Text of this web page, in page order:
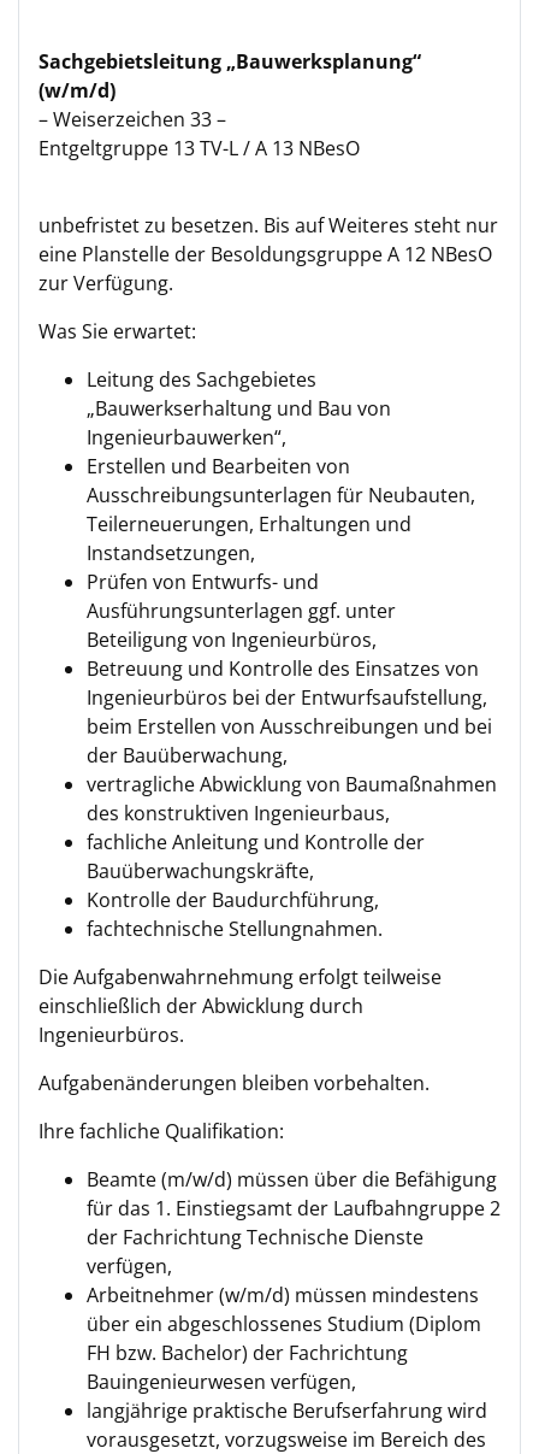
Sachgebietsleitung „Bauwerksplanung“
(w/m/d)
– Weiserzeichen 33 –
Entgeltgruppe 13 TV-L / A 13 NBesO
unbefristet zu besetzen. Bis auf Weiteres steht nur
eine Planstelle der Besoldungsgruppe A 12 NBesO
zur Verfügung.
Was Sie erwartet:
Leitung des Sachgebietes
„Bauwerkserhaltung und Bau von
Ingenieurbauwerken“,
Erstellen und Bearbeiten von
Ausschreibungsunterlagen für Neubauten,
Teilerneuerungen, Erhaltungen und
Instandsetzungen,
Prüfen von Entwurfs- und
Ausführungsunterlagen ggf. unter
Beteiligung von Ingenieurbüros,
Betreuung und Kontrolle des Einsatzes von
Ingenieurbüros bei der Entwurfsaufstellung,
beim Erstellen von Ausschreibungen und bei
der Bauüberwachung,
vertragliche Abwicklung von Baumaßnahmen
des konstruktiven Ingenieurbaus,
fachliche Anleitung und Kontrolle der
Bauüberwachungskräfte,
Kontrolle der Baudurchführung,
fachtechnische Stellungnahmen.
Die Aufgabenwahrnehmung erfolgt teilweise
einschließlich der Abwicklung durch
Ingenieurbüros.
Aufgabenänderungen bleiben vorbehalten.
Ihre fachliche Qualifikation:
Beamte (m/w/d) müssen über die Befähigung
für das 1. Einstiegsamt der Laufbahngruppe 2
der Fachrichtung Technische Dienste
verfügen,
Arbeitnehmer (w/m/d) müssen mindestens
über ein abgeschlossenes Studium (Diplom
FH bzw. Bachelor) der Fachrichtung
Bauingenieurwesen verfügen,
langjährige praktische Berufserfahrung wird
vorausgesetzt, vorzugsweise im Bereich des